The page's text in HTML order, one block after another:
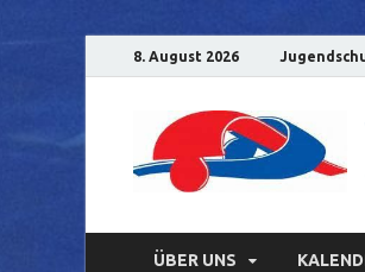
8. August 2026
ÜBER UNS